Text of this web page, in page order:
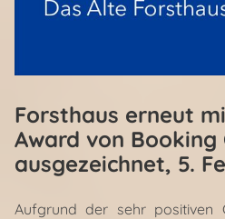
Forsthaus erneut
Award von Booking
ausgezeichnet, 5.
Aufgrund der sehr positiven